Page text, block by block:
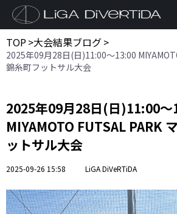
TOP>大会結果ブログ>
2025年09月28日(日)11:00〜13:00
錦糸町フットサル大会
2025年09月28日(日)11:00
MIYAMOTO FUTSAL PARK
ットサル大会
2025-09-26 15:58 LiGA DiVeRTiDA